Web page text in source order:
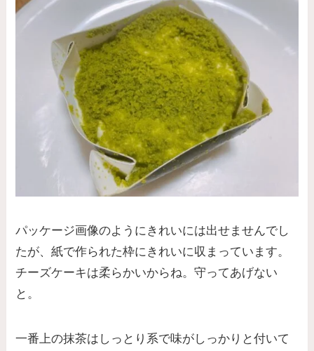
パッケージ画像のようにきれいには出せませんでし
たが、紙で作られた枠にきれいに収まっています。
チーズケーキは柔らかいからね。守ってあげない
と。
一番上の抹茶はしっとり系で味がしっかりと付いて